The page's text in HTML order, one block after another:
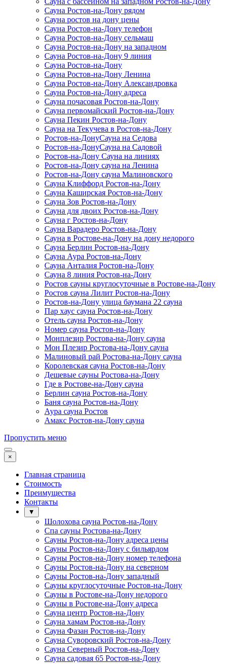
Сауна Ростов-на-Дону рядом
Сауна ростов на дону цены
Сауна Ростов-на-Дону телефон
Сауна Ростов-на-Дону сельмаш
Сауна Ростов-на-Дону на западном
Сауна Ростов-на-Дону 9 линия
Сауна Ростов-на-Дону
Сауна Ростов-на-Дону Ленина
Сауна Ростов-на-Дону Александровка
Сауна Ростов-на-Дону адреса
Сауна почасовая Ростов-на-Дону
Сауна первомайский Ростов-на-Дону
Сауна Пекин Ростов-на-Дону
Сауна на Текучева в Ростов-на-Дону
Ростов-на-ДонуСауна на Седова
Ростов-на-ДонуСауна на Садовой
Ростов-на-Дону Сауна на линиях
Ростов-на-Дону сауна на Ленина
Ростов-на-Дону сауна Малиновского
Сауна Клиффорд Ростов-на-Дону
Сауна Каширская Ростов-на-Дону
Сауна Зов Ростов-на-Дону
Сауна для двоих Ростов-на-Дону
Сауна г Ростов-на-Дону
Сауна Варадеро Ростов-на-Дону
Сауна в Ростове-на-Дону на дону недорого
Сауна Берлин Ростов-на-Дону
Сауна Аура Ростов-на-Дону
Сауна Анталия Ростов-на-Дону
Сауна 8 линия Ростов-на-Дону
Ростов сауны круглосуточные в Ростове-на-Дону
Ростов сауна Лилит Ростов-на-Дону
Ростов-на-Дону улица баумана 22 сауна
Пар хаус сауна Ростов-на-Дону
Отель сауна Ростов-на-Дону
Номер сауна Ростов-на-Дону
Монплезир Ростова-на-Дону сауна
Мон Плезир Ростова-на-Дону сауна
Малиновый рай Ростова-на-Дону сауна
Королевская сауна Ростов-на-Дону
Дешевые сауны Ростова-на-Дону
Где в Ростове-на-Дону сауна
Берлин сауна Ростов-на-Дону
Баня сауна Ростов-на-Дону
Аура сауна Ростов
Амакс Ростов-на-Дону сауна
Пропустить меню
×
Главная страница
Стоимость
Преимущества
Контакты
▼
Шолохова сауна Ростов-на-Дону
Спа сауны Ростова-на-Дону
Сауны Ростов-на-Дону адреса цены
Сауны Ростов-на-Дону с бильярдом
Сауны Ростов-на-Дону номер телефона
Сауны Ростов-на-Дону на северном
Сауны Ростов-на-Дону западный
Сауны круглосуточные Ростов-на-Дону
Сауны в Ростове-на-Дону недорого
Сауны в Ростове-на-Дону адреса
Сауна центр Ростов-на-Дону
Сауна хамам Ростов-на-Дону
Сауна Фазан Ростов-на-Дону
Сауна Суворовский Ростов-на-Дону
Сауна Северный Ростов-на-Дону
Сауна садовая 65 Ростов-на-Дону